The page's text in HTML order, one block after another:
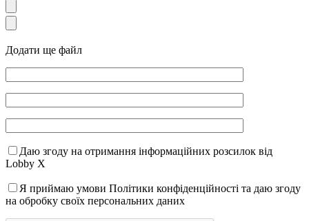
Додати ще файл
Даю згоду на отримання інформаційних розсилок від
Lobby X
Я приймаю умови Політики конфіденційності та даю згоду
на обробку своїх персональних даних